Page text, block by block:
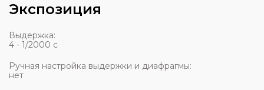
Экспозиция
Выдержка:
4 - 1/2000 с
Ручная настройка выдержки и диафрагмы:
нет